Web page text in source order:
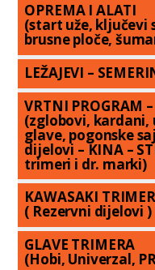
OPREMA I ALATI
(start uže, ključevi
brusne ploče,
LEŽAJEVI –
VRTNI PROGRAM
(zglobovi, kardani,
glave, pogonske
dijelovi – KINA –
trimeri i dr. marki)
KAWASAKI
( Rezervni dijelovi )
GLAVE TRIMERA
(Hobi, Univerzal,